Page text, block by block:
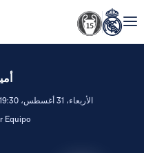
الأربعاء، 31 أغسطس، 19:30 (التوقيت المحلي)
Equipo